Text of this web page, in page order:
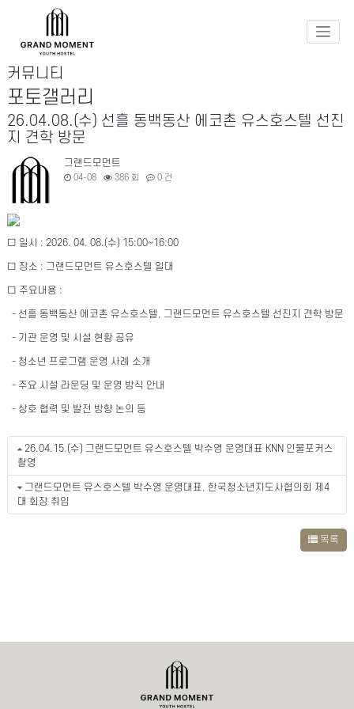
커뮤니티
포토갤러리
26.04.08.(수) 선흘 동백동산 에코촌 유스호스텔 선진
지 견학 방문
그랜드모먼트
04-08 386 회 0 건
□ 일시 : 2026. 04. 08.(수) 15:00~16:00
□ 장소 : 그랜드모먼트 유스호스텔 일대
□ 주요내용 :
- 선흘 동백동산 에코촌 유스호스텔, 그랜드모먼트 유스호스텔 선진지 견학 방문
- 기관 운영 및 시설 현황 공유
- 청소년 프로그램 운영 사례 소개
- 주요 시설 라운딩 및 운영 방식 안내
- 상호 협력 및 발전 방향 논의 등
26.04.15.(수) 그랜드모먼트 유스호스텔 박수영 운영대표 KNN 인물포커스
촬영
그랜드모먼트 유스호스텔 박수영 운영대표, 한국청소년지도사협의회 제4
대 회장 취임
목록